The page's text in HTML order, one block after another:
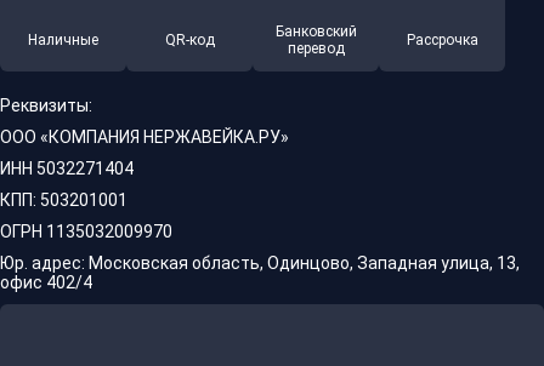
Наличные QR-код
Банковский
перевод
Рассрочка
Реквизиты:
ООО «КОМПАНИЯ НЕРЖАВЕЙКА.РУ»
ИНН 5032271404
КПП: 503201001
ОГРН 1135032009970
Юр. адрес: Московская область, Одинцово, Западная улица, 13,
офис 402/4